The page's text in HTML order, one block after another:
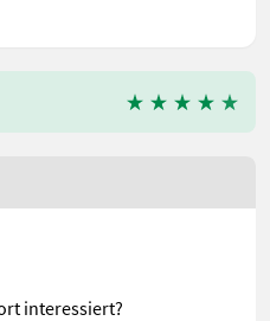
interessiert?